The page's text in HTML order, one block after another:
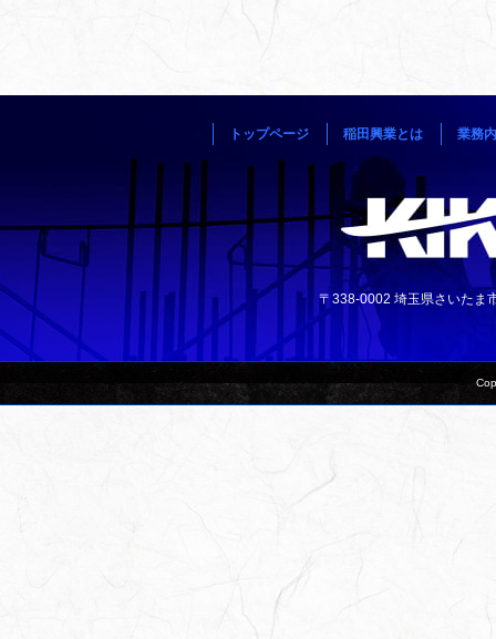
トップページ 稲田興業とは 業務
〒338-0002 埼玉県さいた